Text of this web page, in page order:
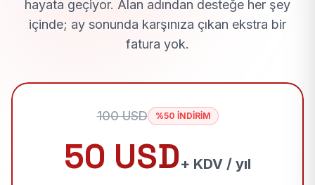
hayata geçiyor. Alan adından desteğe her şey
içinde; ay sonunda karşınıza çıkan ekstra bir
fatura yok.
100 USD %50 İNDİRİM
50 USD+ KDV / yıl